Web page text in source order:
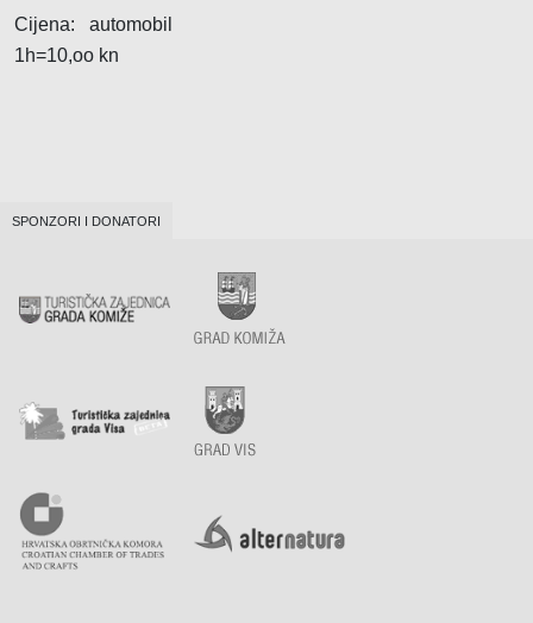
Cijena: automobil
1h=10,oo kn
SPONZORI I DONATORI